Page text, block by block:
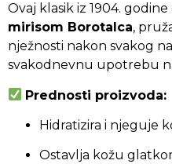
Ovaj klasik iz 1904.
mirisom Borotalca,
nježnosti nakon svakog
svakodnevnu upotrebu
Prednosti proizvoda:
Hidratizira i njeguje
Ostavlja kožu